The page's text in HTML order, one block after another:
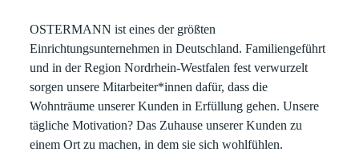
OSTERMANN ist eines der größten
Einrichtungsunternehmen in Deutschland. Familiengeführt
und in der Region Nordrhein-Westfalen fest verwurzelt
sorgen unsere Mitarbeiter*innen dafür, dass die
Wohnträume unserer Kunden in Erfüllung gehen. Unsere
tägliche Motivation? Das Zuhause unserer Kunden zu
einem Ort zu machen, in dem sie sich wohlfühlen.